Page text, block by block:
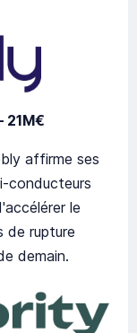
21M€
affirme ses
conducteurs
le
de rupture
demain.